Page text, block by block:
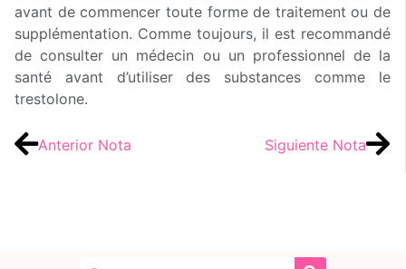
avant de commencer toute forme de traitement ou de
supplémentation. Comme toujours, il est recommandé
de consulter un médecin ou un professionnel de la
santé avant d’utiliser des substances comme le
trestolone.
Anterior Nota Siguiente Nota